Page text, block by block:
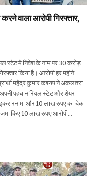
वाला आरोपी गिरफ्तार,
स्टेट में निवेश के नाम पर 30 करोड़
किया है। आरोपी हर महीने
महेंद्र कुमार कश्यप ने अकलतरा
पहचान रियल स्टेट और शेयर
इकरारनामा और 10 लाख रुपए का चेक
जमा किए 10 लाख रुपए आरोपी…